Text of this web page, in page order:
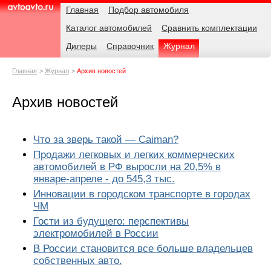
AvtoAvto.ru
Навигация Главная
Подбор автомобиля
Каталог автомобилей
Сравнить комплектации
Дилеры
Справочник Журнал
Родительские
Главная Журнал Архив новостей
Архив новостей
Что за зверь такой — Caiman?
Продажи легковых и легких коммерческих
автомобилей в РФ выросли на 20,5% в
январе-апреле - до 545,3 тыс.
Инновации в городском транспорте в городах
ЧМ
Гости из будущего: перспективы
электромобилей в России
В России становится все больше владельцев
собственных авто.